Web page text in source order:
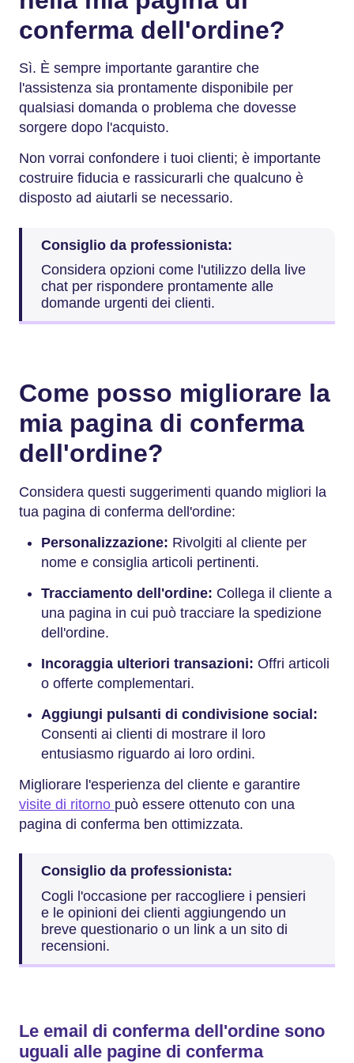
conferma dell'ordine?
Sì. È sempre importante garantire che
l'assistenza sia prontamente disponibile per
qualsiasi domanda o problema che dovesse
sorgere dopo l'acquisto.
Non vorrai confondere i tuoi clienti; è importante
costruire fiducia e rassicurarli che qualcuno è
disposto ad aiutarli se necessario.
Consiglio da professionista:
Considera opzioni come l'utilizzo della live
chat per rispondere prontamente alle
domande urgenti dei clienti.
Come posso migliorare la
mia pagina di conferma
dell'ordine?
Considera questi suggerimenti quando migliori la
tua pagina di conferma dell'ordine:
Personalizzazione: Rivolgiti al cliente per
nome e consiglia articoli pertinenti.
Tracciamento dell'ordine: Collega il cliente a
una pagina in cui può tracciare la spedizione
dell'ordine.
Incoraggia ulteriori transazioni: Offri articoli
o offerte complementari.
Aggiungi pulsanti di condivisione social:
Consenti ai clienti di mostrare il loro
entusiasmo riguardo ai loro ordini.
Migliorare l'esperienza del cliente e garantire
visite di ritorno può essere ottenuto con una
pagina di conferma ben ottimizzata.
Consiglio da professionista:
Cogli l'occasione per raccogliere i pensieri
e le opinioni dei clienti aggiungendo un
breve questionario o un link a un sito di
recensioni.
Le email di conferma dell'ordine sono
uguali alle pagine di conferma